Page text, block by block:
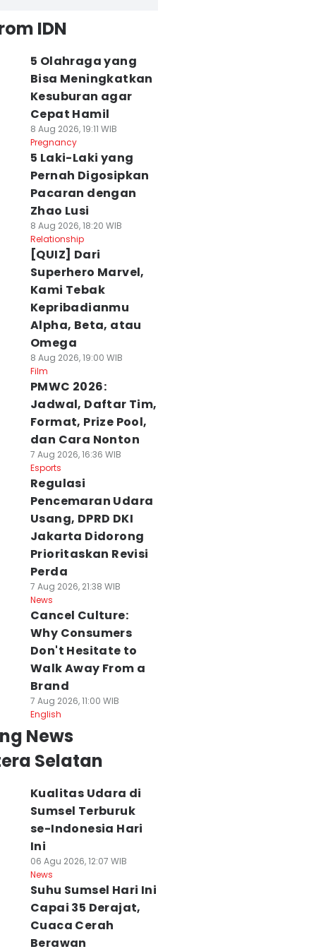
IDN
5 Olahraga yang
Bisa Meningkatkan
Kesuburan agar
Cepat Hamil
8 Aug 2026, 19:11 WIB
Pregnancy
5 Laki-Laki yang
Pernah Digosipkan
Pacaran dengan
Zhao Lusi
8 Aug 2026, 18:20 WIB
Relationship
[QUIZ] Dari
Superhero Marvel,
Kami Tebak
Kepribadianmu
Alpha, Beta, atau
Omega
8 Aug 2026, 19:00 WIB
Film
PMWC 2026:
Jadwal, Daftar Tim,
Format, Prize Pool,
dan Cara Nonton
7 Aug 2026, 16:36 WIB
Esports
Regulasi
Pencemaran Udara
Usang, DPRD DKI
Jakarta Didorong
Prioritaskan Revisi
Perda
7 Aug 2026, 21:38 WIB
News
Cancel Culture:
Why Consumers
Don't Hesitate to
Walk Away From a
Brand
7 Aug 2026, 11:00 WIB
English
News
Selatan
Kualitas Udara di
Sumsel Terburuk
se-Indonesia Hari
Ini
06 Agu 2026, 12:07 WIB
News
Suhu Sumsel Hari Ini
Capai 35 Derajat,
Cuaca Cerah
Berawan